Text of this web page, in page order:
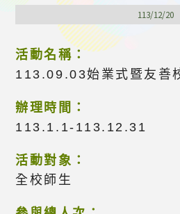
113/12/20
活動名稱：
113.09.03始業式暨友善
辦理時間：
113.1.1-113.12.31
活動對象：
全校師生